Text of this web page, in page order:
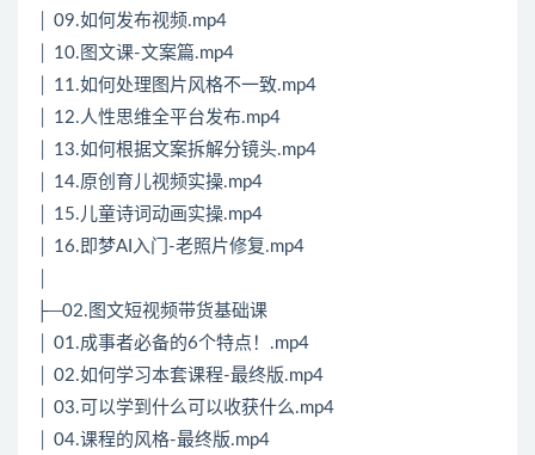
│ 09.如何发布视频.mp4
│ 10.图文课-文案篇.mp4
│ 11.如何处理图片风格不一致.mp4
│ 12.人性思维全平台发布.mp4
│ 13.如何根据文案拆解分镜头.mp4
│ 14.原创育儿视频实操.mp4
│ 15.儿童诗词动画实操.mp4
│ 16.即梦AI入门-老照片修复.mp4
├─02.图文短视频带货基础课
│ 01.成事者必备的6个特点！.mp4
│ 02.如何学习本套课程-最终版.mp4
│ 03.可以学到什么可以收获什么.mp4
│ 04.课程的风格-最终版.mp4